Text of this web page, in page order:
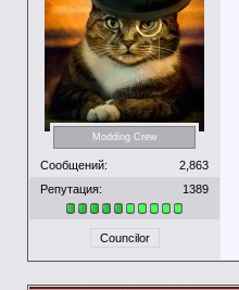
Modding Crew
Сообщений:
2,863
Репутация:
1389
Councilor